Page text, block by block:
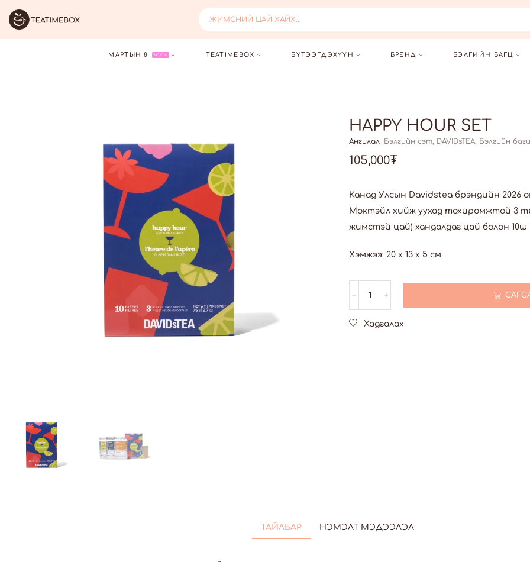
ХАР ЦАЙ ХАЙХ...
МАРТЫН 8 SOON TEATIMEBOX БҮТЭЭГДЭХҮҮН БРЕНД БЭЛГИЙН БАГЦ
HAPPY HOUR SET
Ангилал Бэлгийн сэт, DAVIDsTEA, Бэлгийн багц
105,000₮
Канад Улсын Davidstea брэндийн 2026
Моктэйл хийж уухад тохиромжтой 3
жимстэй цай) хандалдаг цай болон 10ш
Хэмжээ: 20 x 13 x 5 см
Хадгалах
ТАЙЛБАР НЭМЭЛТ МЭДЭЭЛЭЛ